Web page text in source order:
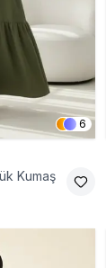
6
Kumaş